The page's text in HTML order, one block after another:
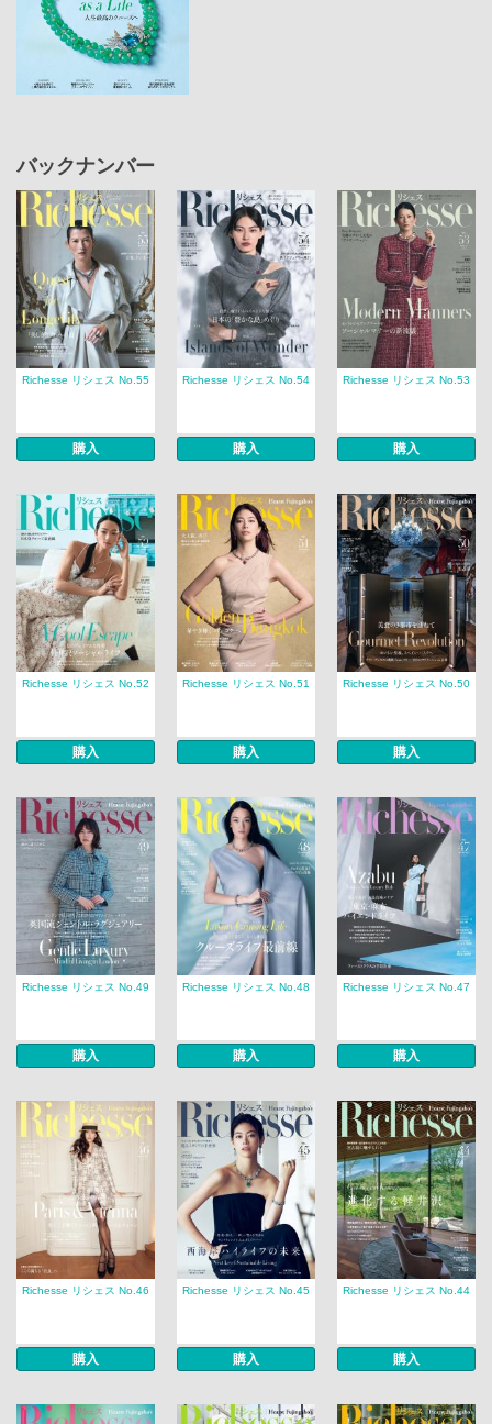
バックナンバー
Richesse リシェス No.55
購入
Richesse リシェス No.54
購入
Richesse リシェス No.53
購入
Richesse リシェス No.52
購入
Richesse リシェス No.51
購入
Richesse リシェス No.50
購入
Richesse リシェス No.49
購入
Richesse リシェス No.48
購入
Richesse リシェス No.47
購入
Richesse リシェス No.46
購入
Richesse リシェス No.45
購入
Richesse リシェス No.44
購入